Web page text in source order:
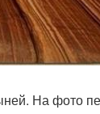
На фото